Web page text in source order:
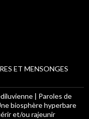
ET MENSONGES
| Paroles de
biosphère hyperbare
et/ou rajeunir